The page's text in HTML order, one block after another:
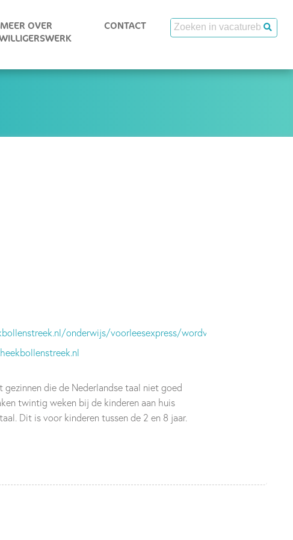
MEER OVER
CONTACT
onderwijs/voorleesexpress/wordvrijwilliger.html
gezinnen die de Nederlandse taal niet goed
twintig weken bij de kinderen aan huis
Dit is voor kinderen tussen de 2 en 8 jaar.